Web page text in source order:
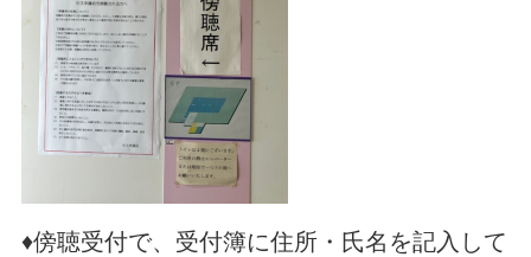
♦傍聴受付で、受付簿に住所・氏名を記入して